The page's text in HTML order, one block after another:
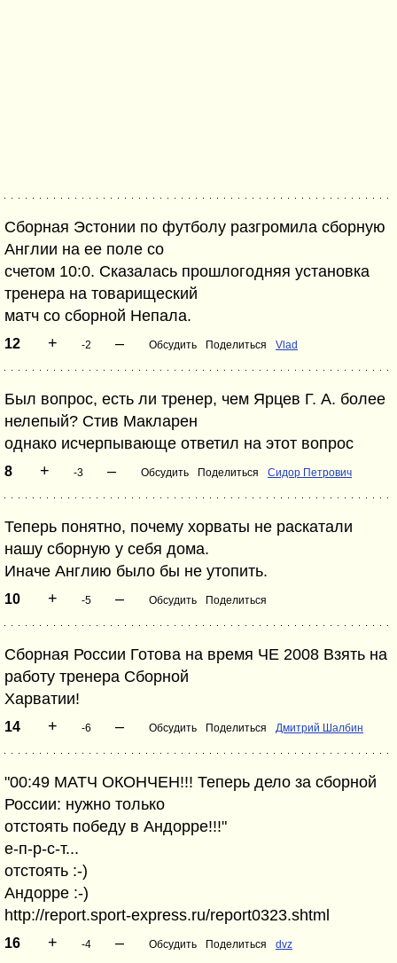
Сборная Эстонии по футболу разгромила сборную
Англии на ее поле со
счетом 10:0. Сказалась прошлогодняя установка
тренера на товарищеский
матч со сборной Непала.
12 + -2 – Обсудить Поделиться Vlad
Был вопрос, есть ли тренер, чем Ярцев Г. А. более
нелепый? Стив Макларен
однако исчерпывающе ответил на этот вопрос
8 + -3 – Обсудить Поделиться Сидор Петрович
Теперь понятно, почему хорваты не раскатали
нашу сборную у себя дома.
Иначе Англию было бы не утопить.
10 + -5 – Обсудить Поделиться
Сборная России Готова на время ЧЕ 2008 Взять на
работу тренера Сборной
Харватии!
14 + -6 – Обсудить Поделиться Дмитрий Шалбин
"00:49 МАТЧ ОКОНЧЕН!!! Теперь дело за сборной
России: нужно только
отстоять победу в Андорре!!!"
е-п-р-с-т...
отстоять :-)
Андорре :-)
http://report.sport-express.ru/report0323.shtml
16 + -4 – Обсудить Поделиться dvz